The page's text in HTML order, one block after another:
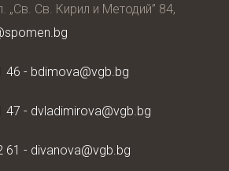
„Св. Св. Кирил и Методий” 84,
46 - bdimova@vgb.bg
47 - dvladimirova@vgb.bg
61 - divanova@vgb.bg